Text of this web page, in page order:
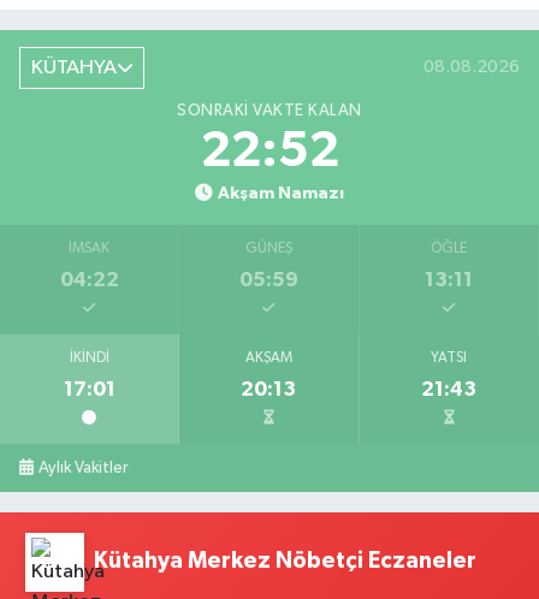
KÜTAHYA 08.08.2026
SONRAKI VAKTE KALAN
22:51
Akşam Namazı
İMSAK
04:22
GÜNEŞ
05:59
ÖĞLE
13:11
İKINDI
17:01
AKŞAM
20:13
YATSI
21:43
Aylık Vakitler
Kütahya Merkez Nöbetçi Eczaneler